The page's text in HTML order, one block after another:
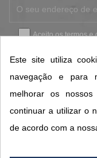
Aceito ostermos e
CONTACTOS SORISA
Este site utiliza
navegação e para
melhorar os
continuar a utilizar o
de acordo com a